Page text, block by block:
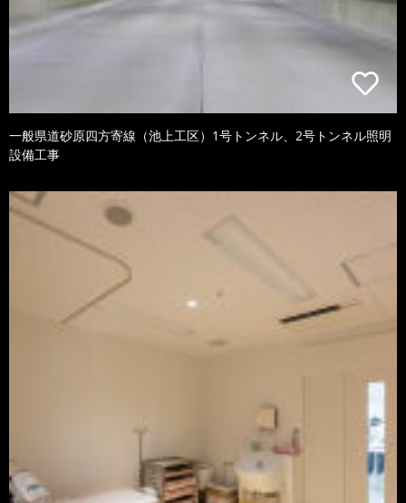
一般県道砂原四方寄線（池上工区）1号トンネル、2号トンネル照明
設備工事